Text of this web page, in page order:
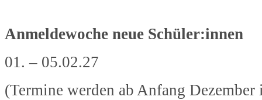
Anmeldewoche neue Schüler:innen
01. – 05.02.27
(Termine werden ab Anfang